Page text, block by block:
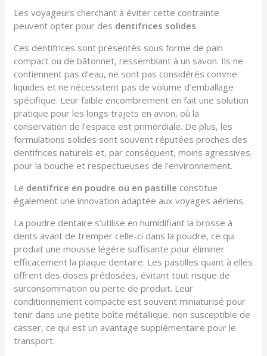
Les voyageurs cherchant à éviter cette contrainte
peuvent opter pour des dentifrices solides.
Ces dentifrices sont présentés sous forme de pain
compact ou de bâtonnet, ressemblant à un savon. Ils ne
contiennent pas d’eau, ne sont pas considérés comme
liquides et ne nécessitent pas de volume d’emballage
spécifique. Leur faible encombrement en fait une solution
pratique pour les longs trajets en avion, où la
conservation de l’espace est primordiale. De plus, les
formulations solides sont souvent réputées proches des
dentifrices naturels et, par conséquent, moins agressives
pour la bouche et respectueuses de l’environnement.
Le dentifrice en poudre ou en pastille constitue
également une innovation adaptée aux voyages aériens.
La poudre dentaire s’utilise en humidifiant la brosse à
dents avant de tremper celle-ci dans la poudre, ce qui
produit une mousse légère suffisante pour éliminer
efficacement la plaque dentaire. Les pastilles quant à elles
offrent des doses prédosées, évitant tout risque de
surconsommation ou perte de produit. Leur
conditionnement compacte est souvent miniaturisé pour
tenir dans une petite boîte métallique, non susceptible de
casser, ce qui est un avantage supplémentaire pour le
transport.